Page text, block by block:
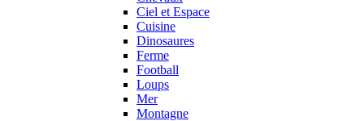
Ciel et Espace
Cuisine
Dinosaures
Ferme
Football
Loups
Mer
Montagne